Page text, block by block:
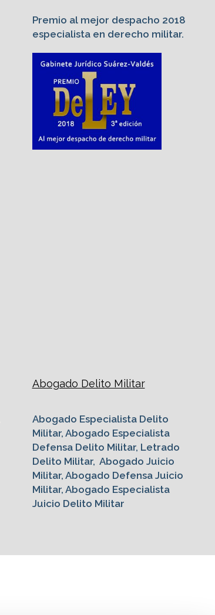
Premio al mejor despacho 2018
especialista en derecho militar.
Abogado Delito Militar
Abogado Especialista Delito
Militar, Abogado Especialista
Defensa Delito Militar, Letrado
Delito Militar, Abogado Juicio
Militar, Abogado Defensa Juicio
Militar, Abogado Especialista
Juicio Delito Militar